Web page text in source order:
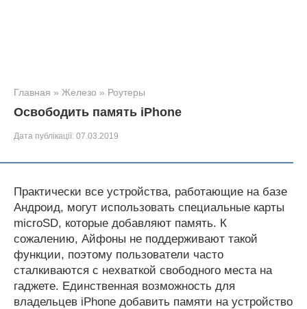
Главная » Железо » Роутеры
Освободить память iPhone
Дата публікації: 07.03.2019
Практически все устройства, работающие на базе
Андроид, могут использовать специальные карты
microSD, которые добавляют память. К
сожалению, Айфоны не поддерживают такой
функции, поэтому пользователи часто
сталкиваются с нехваткой свободного места на
гаджете. Единственная возможность для
владельцев iPhone добавить памяти на устройство